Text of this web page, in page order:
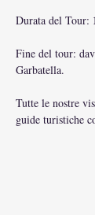
Durata del Tour:
Fine del tour:
Garbatella.
Tutte le nostre
guide turistiche